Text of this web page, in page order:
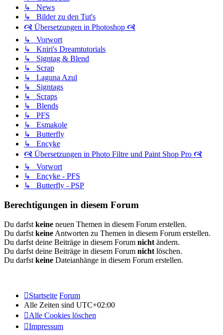
↳ News
↳ Bilder zu den Tut's
🙧 Übersetzungen in Photoshop 🙧
↳ Vorwort
↳ Kniri's Dreamtutorials
↳ Signtag & Blend
↳ Scrap
↳ Laguna Azul
↳ Signtags
↳ Scraps
↳ Blends
↳ PFS
↳ Esmakole
↳ Butterfly
↳ Encyke
🙧 Übersetzungen in Photo Filtre und Paint Shop Pro 🙧
↳ Vorwort
↳ Encyke - PFS
↳ Butterfly - PSP
Berechtigungen in diesem Forum
Du darfst keine neuen Themen in diesem Forum erstellen.
Du darfst keine Antworten zu Themen in diesem Forum erstellen.
Du darfst deine Beiträge in diesem Forum nicht ändern.
Du darfst deine Beiträge in diesem Forum nicht löschen.
Du darfst keine Dateianhänge in diesem Forum erstellen.
Startseite Forum
Alle Zeiten sind UTC+02:00
Alle Cookies löschen
Impressum